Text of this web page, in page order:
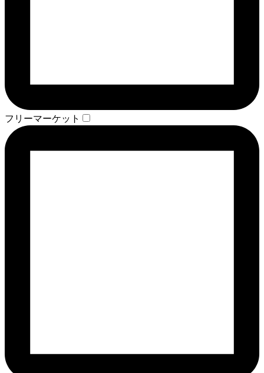
フリーマーケット